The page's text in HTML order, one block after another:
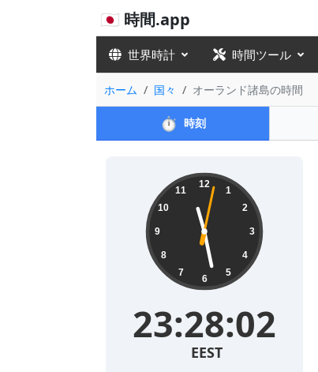
🇯🇵 時間.app
世界時計 時間ツール
ホーム 国々 オーランド諸島の時間
⏱️ 時刻
12
1
2
3
4
5
6
7
8
9
10
11
23:28:02
EEST